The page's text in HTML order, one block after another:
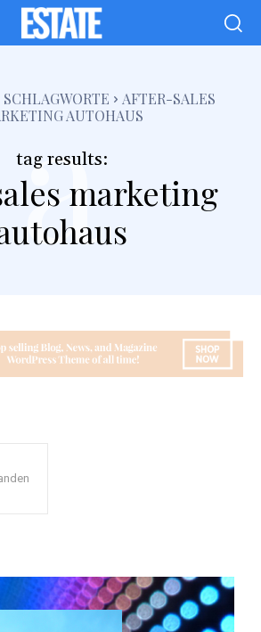
SCHLAGWORTE
AFTER-SALES
AUTOHAUS
tag results:
marketing
a